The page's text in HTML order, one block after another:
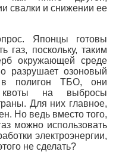
свалки и снижении ее
Японцы готовы
газ, поскольку, таким
окружающей среде
разрушает озоновый
в полигон ТБО, они
квоты на выбросы
Для них главное,
Но ведь вместо того,
можно использовать
электроэнергии,
не сделать?